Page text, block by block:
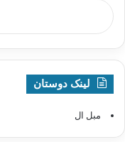
لینک دوستان
مبل ال